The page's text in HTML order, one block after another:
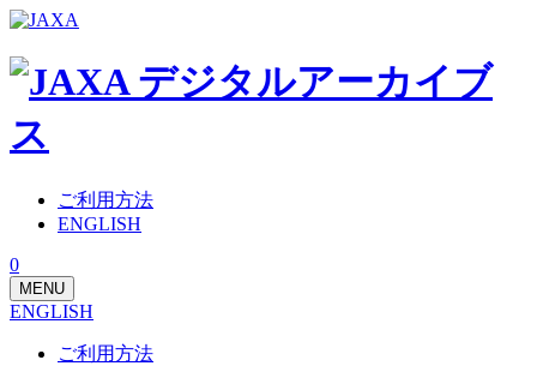
ご利用方法
ENGLISH
0
MENU
ENGLISH
ご利用方法